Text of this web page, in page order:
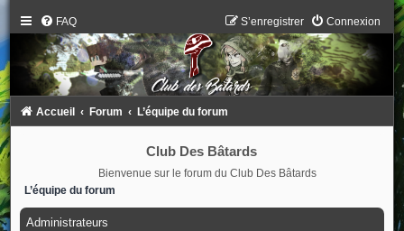
FAQ Connexion
S’enregistrer
Accueil Forum L’équipe du forum
Club Des Bâtards
Bienvenue sur le forum du Club Des Bâtards
L’équipe du forum
Administrateurs